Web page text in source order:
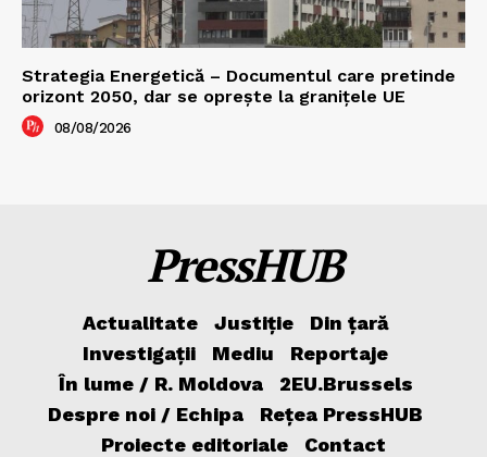
Strategia Energetică – Documentul care pretinde
orizont 2050, dar se oprește la granițele UE
08/08/2026
PressHUB
Actualitate Justiție
Din țară
Investigații
Mediu
Reportaje
În lume / R. Moldova
2EU.Brussels
Despre noi / Echipa
Rețea PressHUB
Proiecte editoriale
Contact